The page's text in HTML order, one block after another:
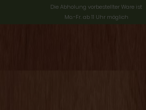
Die Abholung vorbestellter Ware ist
Mo.-Fr. ab 11 Uhr möglich